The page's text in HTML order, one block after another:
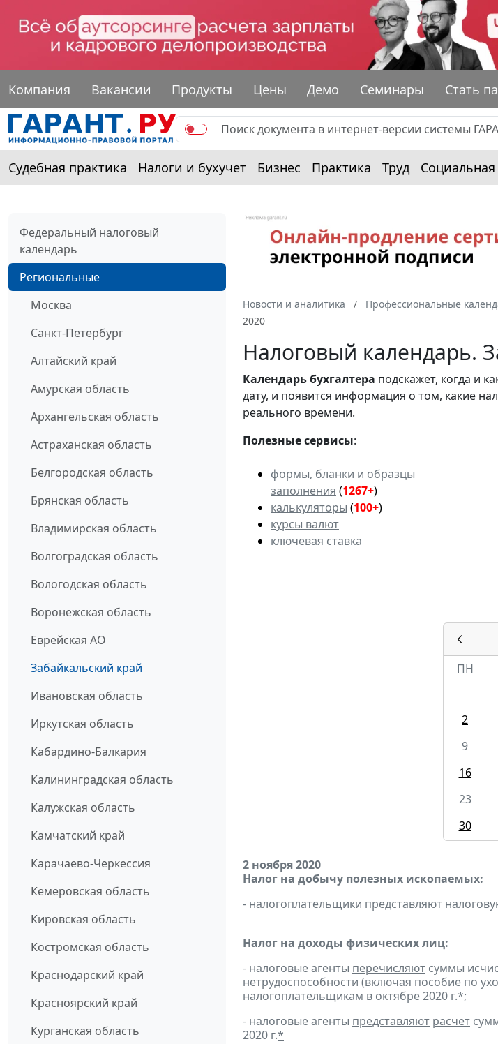
Компания Вакансии Продукты Цены Демо Семинары Стать
Судебная практика Налоги и бухучет Бизнес Практика Труд
Федеральный налоговый
календарь
Региональные
Москва
Санкт-Петербург
Алтайский край
Амурская область
Архангельская область
Астраханская область
Белгородская область
Брянская область
Владимирская область
Волгоградская область
Вологодская область
Воронежская область
Еврейская АО
Забайкальский край
Ивановская область
Иркутская область
Кабардино-Балкария
Калининградская область
Калужская область
Камчатский край
Карачаево-Черкессия
Кемеровская область
Кировская область
Костромская область
Краснодарский край
Красноярский край
Курганская область
Новости и аналитика Профессиональные
2020
Налоговый календарь.
Календарьбухгалтера подскажет, когда и
дату, и появится информация о том, какие
реального времени.
Полезные сервисы:
формы, бланки и образцы
заполнения (1267+)
калькуляторы (100+)
курсы валют
ключевая ставка
ПН
2
9
16
23
30
2 ноября 2020
Налог на добычу полезных ископаемых:
- налогоплательщики представляют
Налог на доходы физических лиц:
- налоговые агенты перечисляют суммы
нетрудоспособности (включая пособие по
налогоплательщикам в октябре 2020 г.*;
- налоговые агенты представляют расчет
2020 г.*